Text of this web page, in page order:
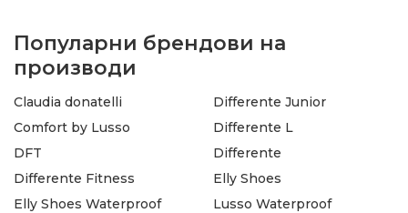
Популарни брендови на
производи
Claudia donatelli
Comfort by Lusso
DFT
Differente Fitness
Differente Junior
Differente L
Differente
Elly Shoes
Elly Shoes Waterproof
Lusso Waterproof